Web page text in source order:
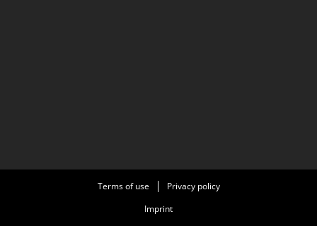
Terms of use
Privacy policy
Imprint